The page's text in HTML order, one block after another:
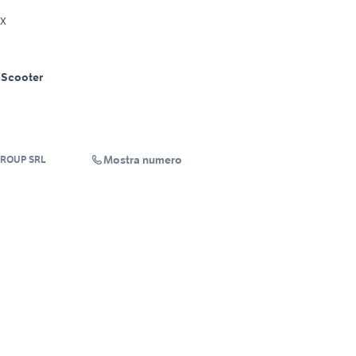
Scooter
SRL Mostra numero